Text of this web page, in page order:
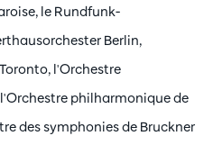
le Rundfunk-
Berlin,
l'Orchestre
philharmonique de
des symphonies de Bruckner